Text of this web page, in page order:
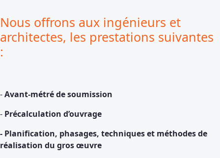
Nous offrons aux ingénieurs et
architectes, les prestations suivantes
:
-Avant-métré de soumission
- Précalculation d’ouvrage
- Planification, phasages, techniques et méthodes de
réalisation du gros œuvre